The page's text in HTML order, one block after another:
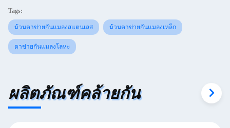
Tags:
ม้วนตาข่ายกันแมลงสแตนเลส ม้วนตาข่ายกันแมลงเหล็ก
ตาข่ายกันแมลงโลหะ
ผลิตภัณฑ์คล้ายกัน